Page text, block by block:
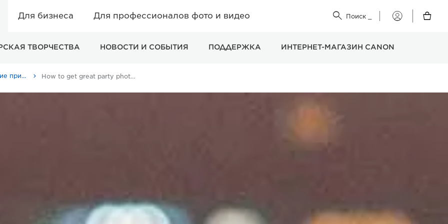
Для бизнеса Для профессионалов фото и видео  Поиск
Мой

ТВОРЧЕСТВА НОВОСТИ И СОБЫТИЯ ПОДДЕРЖКА ИНТЕРНЕТ-МАГАЗИН CANON
Советы и технические приемы How to get great party photography